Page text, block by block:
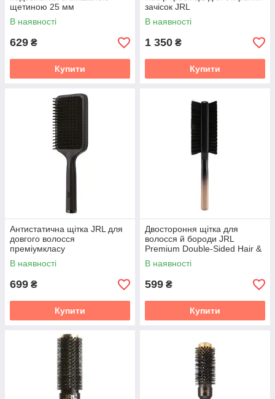
щетиною 25 мм
В наявності
629 ₴
Купити
зачісок JRL
В наявності
1 350 ₴
Купити
Антистатична щітка JRL для
довгого волосся
преміумкласу
В наявності
699 ₴
Купити
Двостороння щітка для
волосся й бороди JRL
Premium Double-Sided Hair &
Beard Brush
В наявності
599 ₴
Купити